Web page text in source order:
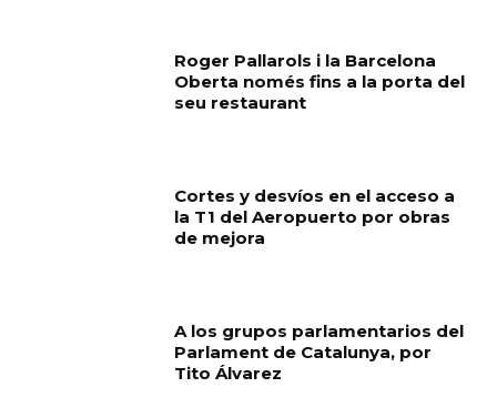
Roger Pallarols i la Barcelona
Oberta només fins a la porta del
seu restaurant
Cortes y desvíos en el acceso a
la T1 del Aeropuerto por obras
de mejora
A los grupos parlamentarios del
Parlament de Catalunya, por
Tito Álvarez